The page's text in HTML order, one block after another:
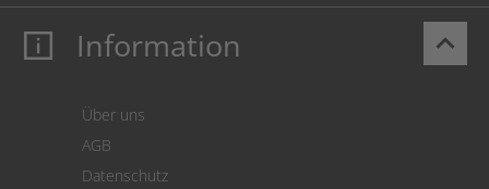
Mein Konto
keyboard_arrow_up
Information
Über uns
AGB
Datenschutz